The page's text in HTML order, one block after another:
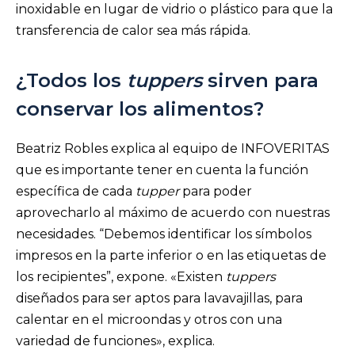
inoxidable en lugar de vidrio o plástico para que la
transferencia de calor sea más rápida.
¿Todos los tupperssirven para
conservar los alimentos?
Beatriz Robles explica al equipo de INFOVERITAS
que es importante tener en cuenta la función
específica de cada tupperpara poder
aprovecharlo al máximo de acuerdo con nuestras
necesidades. “Debemos identificar los símbolos
impresos en la parte inferior o en las etiquetas de
los recipientes”, expone. «Existen tuppers
diseñados para ser aptos para lavavajillas, para
calentar en el microondas y otros con una
variedad de funciones», explica.